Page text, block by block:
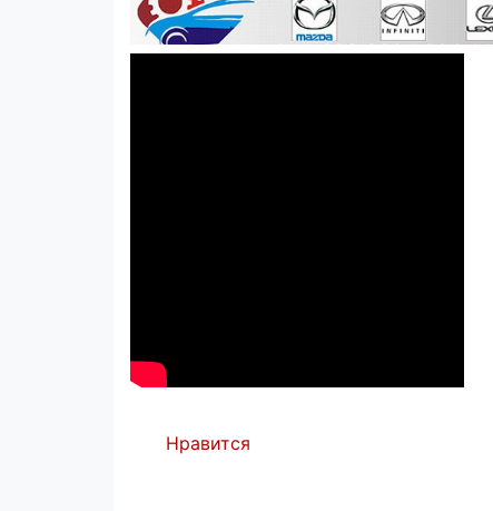
Нравится